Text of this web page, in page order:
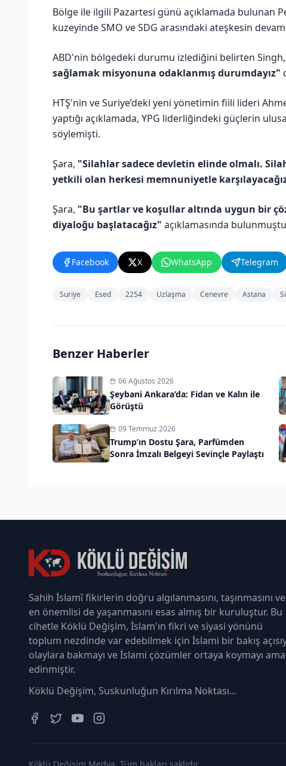
Bölge ile ilgili Pazartesi günü açıklamada bulunan
kuzeyinde SMO ve SDG arasındaki ateşkesin
ABD'nin bölgedeki durumu izlediğini belirten Singh,
sağlamak misyonuna odaklanmış durumdayız"
HTŞ'nin ve Suriye’deki yeni yönetimin fiili lideri
yaptığı açıklamada, YPG liderliğindeki güçlerin
söylemişti.
Şara, "Silahlar sadece devletin elinde olmalı.
yetkili olan herkesi memnuniyetle
Şara, "Bu şartlar ve koşullar altında uygun bir
diyaloğu başlatacağız" açıklamasında
Facebook X WhatsApp Telegram
Suriye Esed 2254 Uzlaşma Cenevre Astana
Benzer Haberler
06 Ağustos 2026
Şeybani Ankara’da: Fidan ve Kalın ile
Görüştü
09 Temmuz 2026
Trump’ın Dostu Şara, Parfümden
Sonra İmzalı Belgeyi Sevinçle Paylaştı
Sahih İslamî fikirlerin doğru algılanmasını, taşınmasını ve
en önemlisi de yaşanmasını esas almış bir kuruluştur. Bu
cihetle Köklü Değişim, İslam'ın fikri ve siyasi yönünü
toplum nezdinde var edebilmek için İslami bir bakış
olaylara bakmayı ve İslami çözümler ortaya koymayı
edinmiştir.
Köklü Değişim, Suskunluğun Kırılma Noktası...